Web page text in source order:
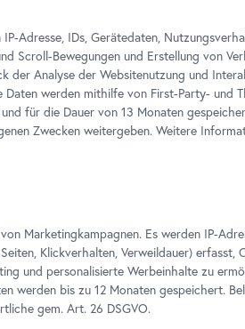
Adresse, IDs, Gerätedaten,
Scroll-Bewegungen und Erstellung von
der Analyse der Websitenutzung und
werden mithilfe von First-Party- und
für die Dauer von 13 Monaten
Zwecken weitergeben. Weitere
Marketingkampagnen. Es werden IP-
Klickverhalten, Verweildauer) erfasst,
und personalisierte Werbeinhalte zu
werden bis zu 12 Monaten gespeichert.
gem. Art. 26 DSGVO.